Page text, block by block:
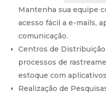
Mantenha sua equipe
acesso fácil a e-mails,
comunicação.
Centros de
processos de
estoque com
Realização de